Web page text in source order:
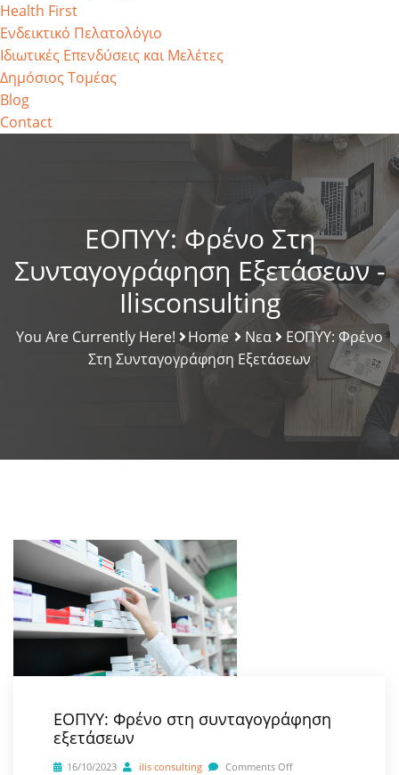
Health First
Ενδεικτικό Πελατολόγιο
Ιδιωτικές Επενδύσεις και Μελέτες
Δημόσιος Τομέας
Blog
Contact
ΕΟΠΥΥ: Φρένο Στη
Συνταγογράφηση Εξετάσεων -
Ilisconsulting
You Are Currently Here! Home Νεα
ΕΟΠΥΥ: Φρένο
Στη Συνταγογράφηση Εξετάσεων
ΕΟΠΥΥ: Φρένο στη συνταγογράφηση
εξετάσεων
16/10/2023 ilis consulting Comments Off